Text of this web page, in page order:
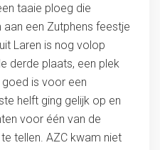
taaie ploeg die
een Zutphens feestje
Laren is nog volop
derde plaats, een plek
is voor een
helft ging gelijk op en
voor één van de
tellen. AZC kwam niet